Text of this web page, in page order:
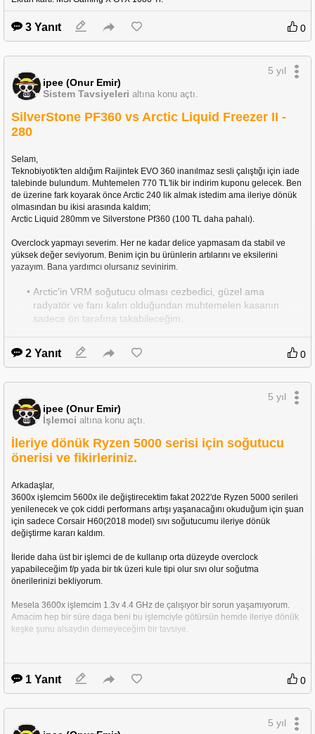
3 Yanıt 0
ipee (Onur Emir)
Sistem Tavsiyeleri altına konu açtı.
5 yıl
SilverStone PF360 vs Arctic Liquid Freezer II -
280
Selam,
Teknobiyotik'ten aldığım Raijintek EVO 360 inanılmaz sesli çalıştığı için iade
talebinde bulundum. Muhtemelen 770 TL'lik bir indirim kuponu gelecek. Ben
de üzerine fark koyarak önce Arctic 240 lik almak istedim ama ileriye dönük
olmasından bu ikisi arasında kaldım;
Arctic Liquid 280mm ve Silverstone Pf360 (100 TL daha pahalı).
Overclock yapmayı severim. Her ne kadar delice yapmasam da stabil ve
yüksek değer seviyorum. Benim için bu ürünlerin artılarını ve eksilerini
yazayım. Bana yardımcı olursanız sevinirim.
Arctic'in VRM soğutucu olması cezbedici, güzel ama
radyatör ve fanı kalın olduğundan muhtemelen kasanın
sadece ön tarafına takabileceğim.
Silverstone PF 360 ise RGB'li ve çok tercih edilen F/P ürünü.
RGB'leri şahane. Kasanın sadece ön tarafında 360 radyatör
Bu durumda siz hangisini tercih edersiniz? Bir de diyelim ki 280 olanı aldım
ve ön tarafa taktım. Altına 120'lik, içeriye hava üfleyen bir fan takabilir miyim?
Bir sorun yaratır mı?
Sistem:
Anakart
: MSI X470 Gaming M7 AC.
5000 B2 seri gelince değişecek.
RAM: G.Skill 3200 (O.C 3600 MHz).
Soğutma: Şu an H60 ama 280 ya da 360'lık bir şey
alacağım.
Ekran kartı: MSI Gaming X GTX 1080 Ti.
Monitör: 2K AOC.
2 Yanıt 0
ipee (Onur Emir)
İşlemci altına konu açtı.
5 yıl
İleriye dönük Ryzen 5000 serisi için soğutucu
önerisi ve fikirleriniz.
Arkadaşlar,
3600x işlemcim 5600x ile değiştirecektim fakat 2022'de Ryzen 5000 serileri
yenilenecek ve çok ciddi performans artışı yaşanacağını okuduğum için şuan
için sadece Corsair H60(2018 model) sıvı soğutucumu ileriye dönük
değiştirme kararı kaldım.
İleride daha üst bir işlemci de de kullanıp orta düzeyde overclock
yapabileceğim f/p yada bir tık üzeri kule tipi olur sıvı olur soğutma
önerilerinizi bekliyorum.
Mesela 3600x işlemcim 1.3v 4.4 GHz de çalışıyor bir sorun yaşamıyorum.
Amacim hep bir süre daga beni bu işlemciyle götürsün hemde ileriye dönük
keşke şunu alsaydın demeyeceğim bir tavsiye.
Sistemim:
Kasa Cooler Master mb520
MSI Gaming X 1080 Ti.
1 Yanıt 0
5 yıl